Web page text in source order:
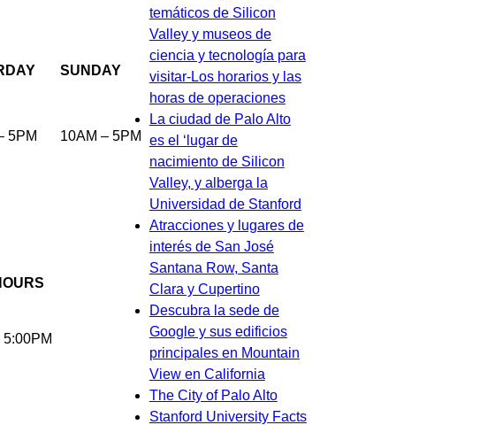
SUNDAY
5PM 10AM – 5PM
temáticos de Silicon
Valley y museos de
ciencia y tecnología para
visitar-Los horarios y las
horas de operaciones
La ciudad de Palo Alto
es el ‘lugar de
nacimiento de Silicon
Valley, y alberga la
Universidad de Stanford
Atracciones y lugares de
interés de San José
Santana Row, Santa
Clara y Cupertino
Descubra la sede de
Google y sus edificios
principales en Mountain
View en California
The City of Palo Alto
Stanford University Facts